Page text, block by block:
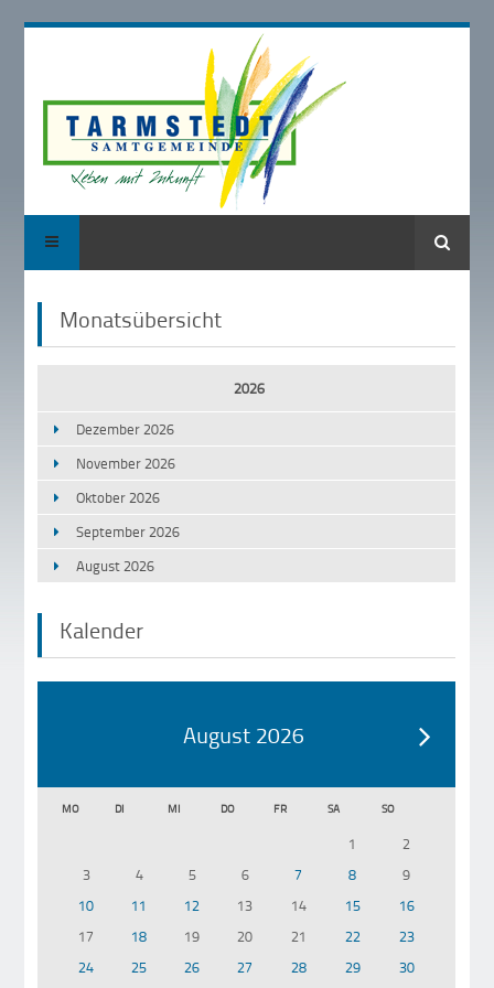
Suche
Monatsübersicht
2026
Dezember 2026
November 2026
Oktober 2026
September 2026
August 2026
Kalender
August 2026
MO DI MI DO FR SA SO
1
2
3
4 5 6 7 8
9
10
11 12 13 14 15
16
17
18 19 20 21 22
23
24
25 26 27 28 29 30